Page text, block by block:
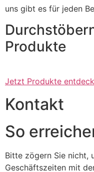
uns gibt es für jeden
Produkte
Jetzt Produkte
Kontakt
So
Bitte zögern Sie nicht,
Geschäftszeiten mit